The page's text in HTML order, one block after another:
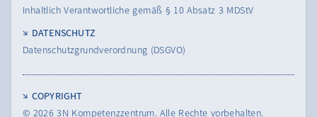
Inhaltlich Verantwortliche gemäß § 10 Absatz 3 MDStV
DATENSCHUTZ
Datenschutzgrundverordnung (DSGVO)
COPYRIGHT
© 20263N Kompetenzzentrum. Alle Rechte vorbehalten.